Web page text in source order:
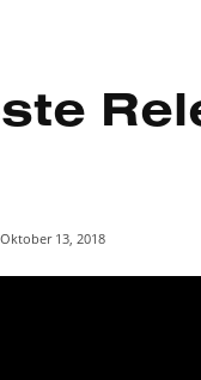
Oktober 13, 2018